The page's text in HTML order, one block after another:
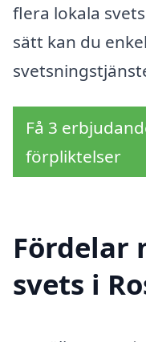
flera lokala
sätt kan du
Få 3
förpliktelser
Fördelar
svets i